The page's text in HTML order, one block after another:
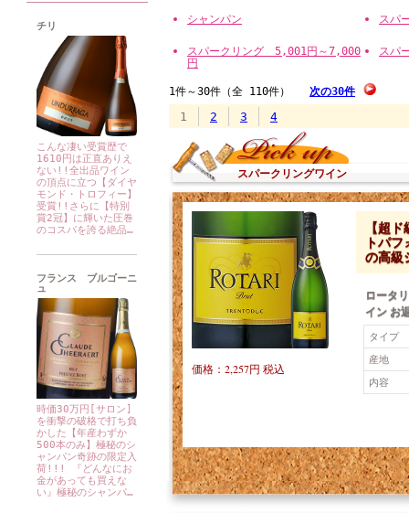
チリ
こんな凄い受賞歴で
1610円は正直ありえ
ない!!全出品ワイン
の頂点に立つ【ダイヤ
モンド・トロフィー】
受賞!!さらに【特別
賞2冠】に輝いた圧巻
のコスパを誇る絶品…
フランス ブルゴーニ
ュ
時価30万円[サロン]
を衝撃の破格で打ち負
かした【年産わずか
500本のみ】極秘のシ
ャンパン奇跡の限定入
荷!!! 『どんなにお
金があっても買えな
い』極秘のシャンパ…
シャンパン スパ
スパークリング 5,001円～7,000
円
スパ
スパークリングワイン
【超
トパ
の高級
ロータ
イン お
タイプ
産地
内容
価格：2,257円 税込